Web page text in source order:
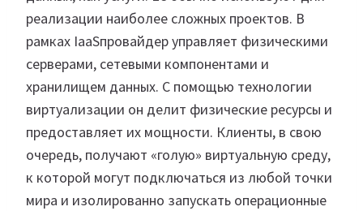
реализации наиболее сложных проектов. В
рамках IaaSпровайдер управляет физическими
серверами, сетевыми компонентами и
хранилищем данных. С помощью технологии
виртуализации он делит физические ресурсы и
предоставляет их мощности. Клиенты, в свою
очередь, получают «голую» виртуальную среду,
к которой могут подключаться из любой точки
мира и изолированно запускать операционные